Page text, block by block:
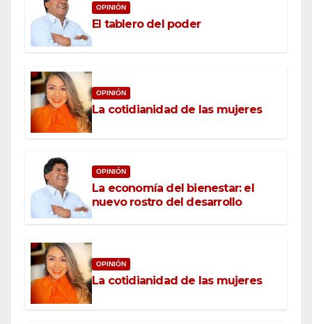
OPINIÓN
El tablero del poder
OPINIÓN
La cotidianidad de las mujeres
OPINIÓN
La economía del bienestar: el
nuevo rostro del desarrollo
OPINIÓN
La cotidianidad de las mujeres